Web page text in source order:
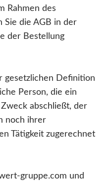
Rahmen des
Sie die AGB in der
der Bestellung
gesetzlichen Definition
Person, die ein
abschließt, der
noch ihrer
Tätigkeit zugerechnet
gruppe.com und